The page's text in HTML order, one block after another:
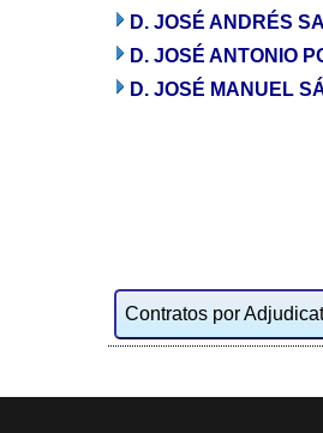
D. JOSÉ ANDRÉS
D. JOSÉ ANTONIO
D. JOSÉ MANUEL
Contratos por